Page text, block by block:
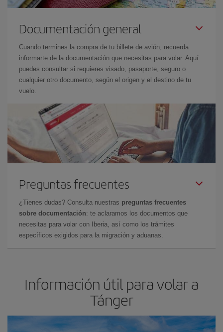
Documentación general
Cuando termines la compra de tu billete de avión, recuerda
informarte de la documentación que necesitas para volar. Aquí
puedes consultar si requieres visado, pasaporte, seguro o
cualquier otro documento, según el origen y el destino de tu
vuelo.
Preguntas frecuentes
¿Tienes dudas? Consulta nuestras preguntas frecuentes
sobre documentación: te aclaramos los documentos que
necesitas para volar con Iberia, así como los trámites
específicos exigidos para la migración y aduanas.
Información útil para volar a
Tánger